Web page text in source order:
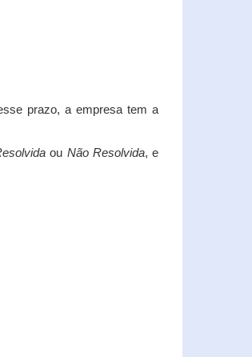
prazo, a empresa tem a
ou Não Resolvida, e